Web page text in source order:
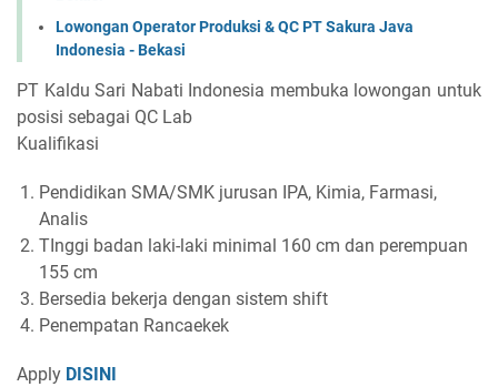
Lowongan Operator Produksi & QC PT Sakura Java
Indonesia - Bekasi
PT Kaldu Sari Nabati Indonesia membuka lowongan untuk
posisi sebagai QC Lab
Kualifikasi
​Pendidikan SMA/SMK jurusan IPA, Kimia, Farmasi,
Analis
TInggi badan laki-laki minimal 160 cm dan perempuan
155 cm
Bersedia bekerja dengan sistem shift
Penempatan Rancaekek
Apply DISINI